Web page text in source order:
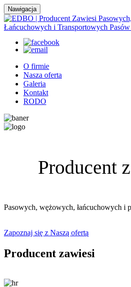
Nawigacja
O firmie
Nasza oferta
Galeria
Kontakt
RODO
Producent
Pasowych, wężowych, łańcuchowych i
Zapoznaj się z Naszą ofertą
Producent zawiesi